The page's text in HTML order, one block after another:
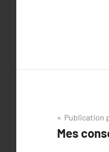
de
Publication
Mes